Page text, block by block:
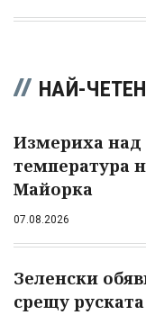
НАЙ-
Измериха над
температура
Майорка
07.08.2026
Зеленски
срещу